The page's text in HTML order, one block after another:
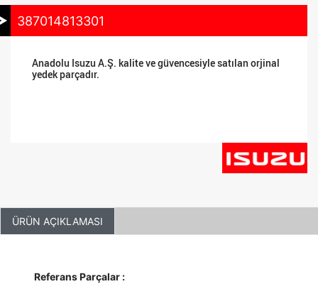
387014813301
Anadolu Isuzu A.Ş. kalite ve güvencesiyle satılan orjinal
yedek parçadır.
ÜRÜN AÇIKLAMASI
Referans Parçalar :